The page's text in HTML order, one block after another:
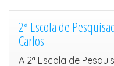
2ª Escola de
Carlos
A 2ª Escola de